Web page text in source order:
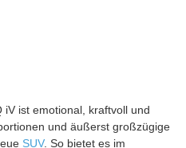
iV ist emotional, kraftvoll und
und äußerst großzügige
SUV. So bietet es im